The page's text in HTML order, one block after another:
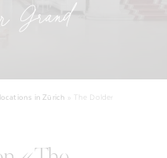
Grand
in Zürich
The Dolder